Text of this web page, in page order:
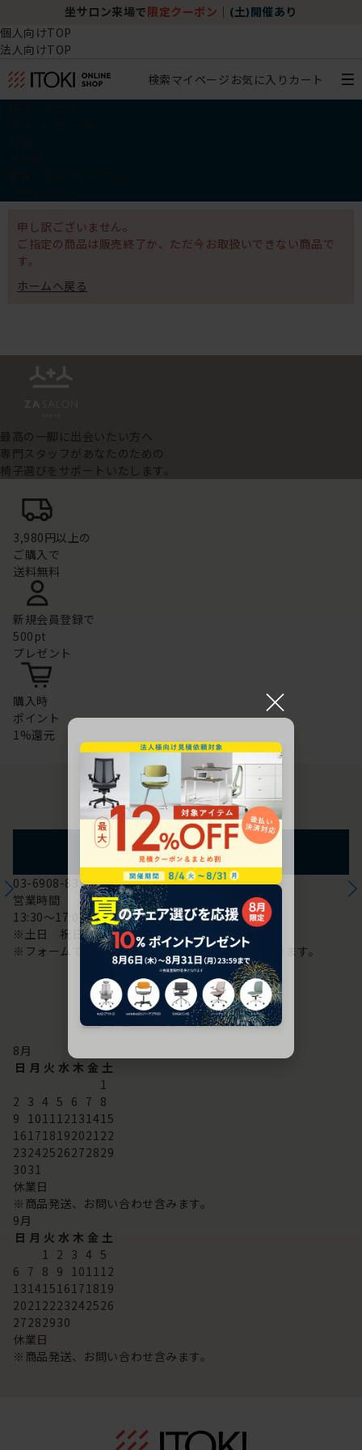
坐サロン来場で 限定クーポン (土)開催あり
個人向けTOP
法人向けTOP
検索マイページ お気に入り カート
申し訳ございません。
ご指定の商品は販売終了か、ただ今お取扱いできない商品で
す。
ホームへ戻る
最高の一脚に出会いたい方へ
専門スタッフがあなたのための
椅子選びをサポートいたします。
3,980円以上の
ご購入で
送料無料
新規会員登録で
500pt
プレゼント
購入時
ポイント
1%還元
お問い合わせ
フォームからのお問い合わせ
03-6908-8370
営業時間
13:30～17:00
※土日 祝日は休み
※フォームでのお問い合わせは24時間対応しております。
配送・お問い合わせ営業日
8月
日 月 火 水 木 金 土
1
2 3 4 5 6 7 8
9 101112131415
16171819202122
23242526272829
3031
休業日
※商品発送、お問い合わせ含みます。
9月
日 月 火 水 木 金 土
1 2 3 4 5
6 7 8 9 101112
13141516171819
20212223242526
27282930
休業日
※商品発送、お問い合わせ含みます。
×